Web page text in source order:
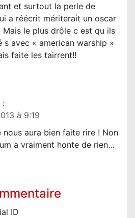
et surtout la perle de
a réécrit mériterait un oscar
le plus drôle c est qu ils
s avec « american warship »
faite les tairrent!!
:
à 9:19
nous aura bien faite rire ! Non
a vraiment honte de rien…
ID